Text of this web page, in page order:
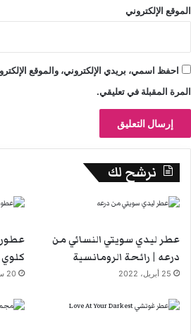
الموقع الإلكتروني
احفظ اسمي، بريدي الإلكتروني، والموقع
المرة المقبلة في تعليقي.
نرشح لك
عطر ليدي سويتي النسائي من
درعه | رائحة الرومانسية
25 أبريل، 2022
كلوي
20 سبتمبر، 2021